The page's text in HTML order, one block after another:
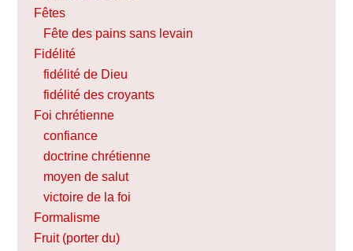
Fêtes
Fête des pains sans levain
Fidélité
fidélité de Dieu
fidélité des croyants
Foi chrétienne
confiance
doctrine chrétienne
moyen de salut
victoire de la foi
Formalisme
Fruit (porter du)